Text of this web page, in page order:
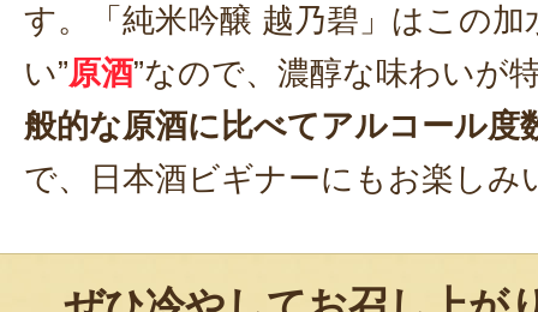
す。「純米吟醸 越乃碧」はこの
い”原酒”なので、濃醇な味わいが
般的な原酒に比べてアルコール度
で、日本酒ビギナーにもお楽しみ